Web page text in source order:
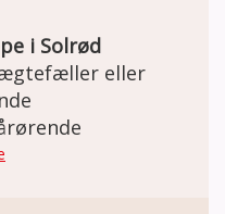
i Solrød
eller